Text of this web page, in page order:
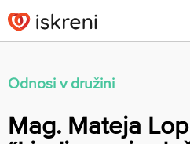
to
content
Odnosi v družini
Mag. Mateja